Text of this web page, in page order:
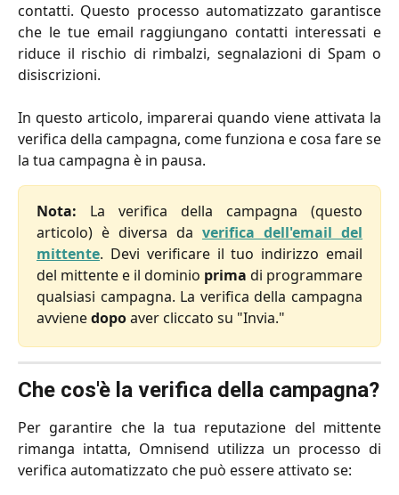
contatti. Questo processo automatizzato garantisce
che le tue email raggiungano contatti interessati e
riduce il rischio di rimbalzi, segnalazioni di Spam o
disiscrizioni.
In questo articolo, imparerai quando viene attivata la
verifica della campagna, come funziona e cosa fare se
la tua campagna è in pausa.
Nota: La verifica della campagna (questo
articolo) è diversa da verifica dell'email del
mittente. Devi verificare il tuo indirizzo email
del mittente e il dominio prima di programmare
qualsiasi campagna. La verifica della campagna
avvienedopoaver cliccato su "Invia."
Che cos'è la verifica della campagna?
Per garantire che la tua reputazione del mittente
rimanga intatta, Omnisend utilizza un processo di
verifica automatizzato che può essere attivato se: